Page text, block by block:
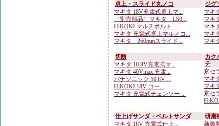
卓上・スライド丸ノコ
マキタ 18V充電式卓上マ...
［別売部品］マキタ LS0...
HiKOKI マルチボルト...
マキタ 充電式卓上マルノコ...
マキタ 260mmスライド...
ジグ
マキ
マキ
マキ
マキ
マキ
切断
マキタ 10.8V充電式マ...
マキタ 40Vmax 充電...
パナソニック 10.8V ...
HiKOKI 18V コー...
マキタ 充電式チェンソー ...
カク
チ
京セ
マキ
マキ
京セ
仕上げサンダ・ベルトサンダ
マキタ 18V 充電式仕上...
研磨
新興